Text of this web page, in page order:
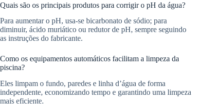
Quais são os principais produtos para corrigir o pH da água?
Para aumentar o pH, usa-se bicarbonato de sódio; para
diminuir, ácido muriático ou redutor de pH, sempre seguindo
as instruções do fabricante.
Como os equipamentos automáticos facilitam a limpeza da
piscina?
Eles limpam o fundo, paredes e linha d’água de forma
independente, economizando tempo e garantindo uma limpeza
mais eficiente.